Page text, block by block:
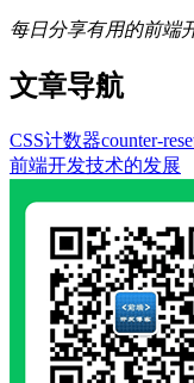
每日分享有用的前端
文章导航
CSS计数器counter-
前端开发技术的发展